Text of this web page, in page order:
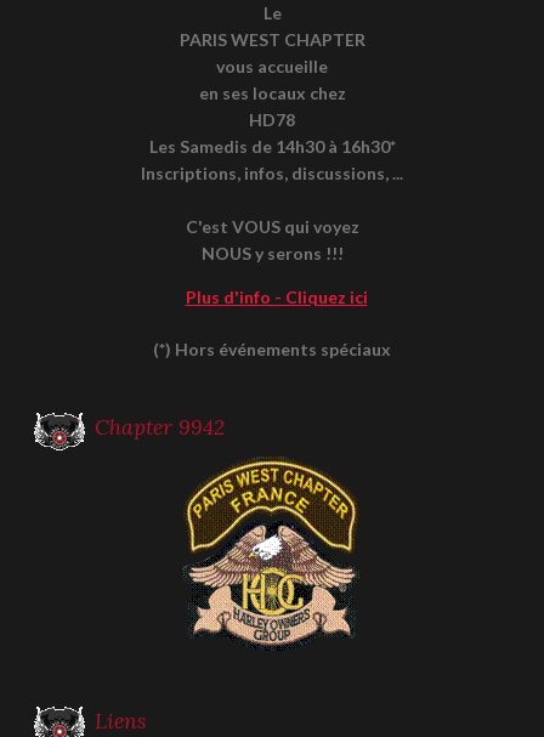
Le
PARIS WEST CHAPTER
vous accueille
en ses locaux chez
HD78
Les Samedis de 14h30 à 16h30*
Inscriptions, infos, discussions, ...
C'est VOUS qui voyez
NOUS y serons !!!
Plus d'info - Cliquez ici
(*) Hors événements spéciaux
Chapter 9942
Liens